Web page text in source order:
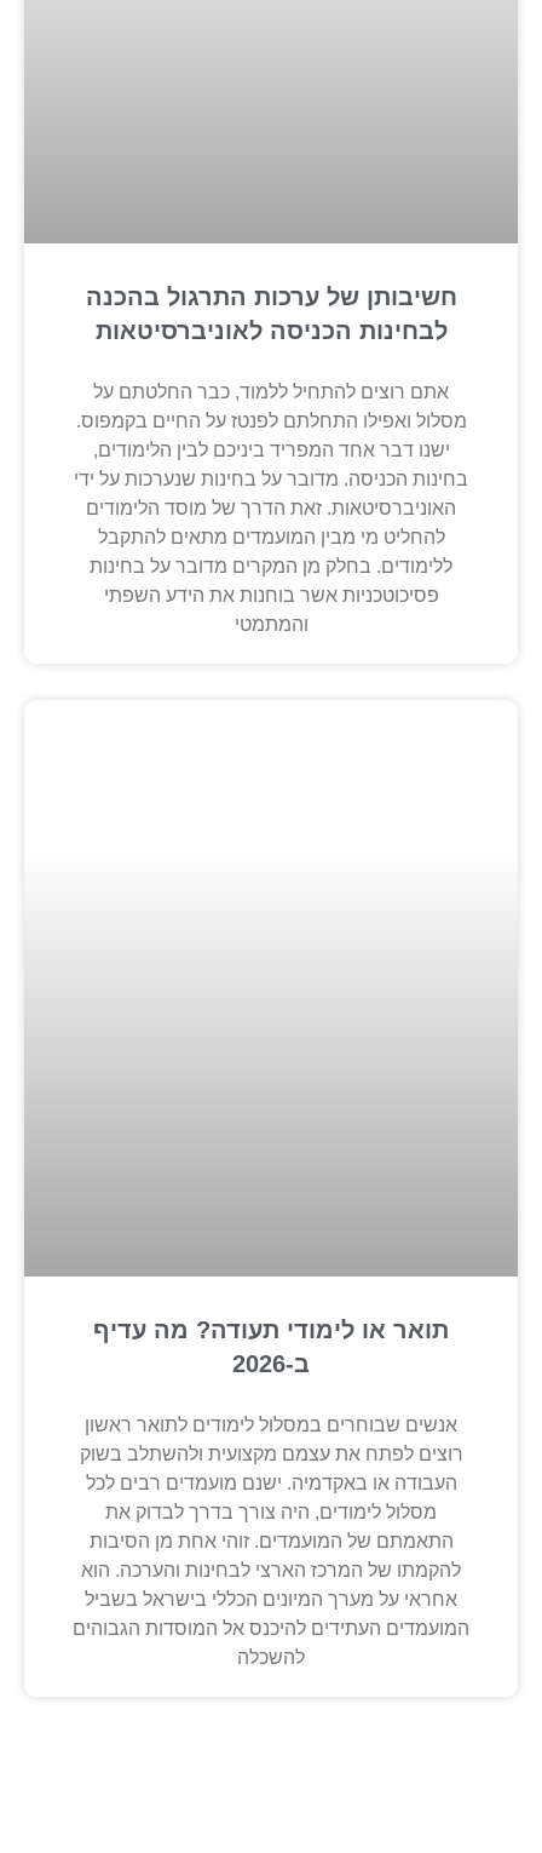
חשיבותן של ערכות התרגול בהכנה
לבחינות הכניסה לאוניברסיטאות
אתם רוצים להתחיל ללמוד, כבר החלטתם על
מסלול ואפילו התחלתם לפנטז על החיים בקמפוס.
ישנו דבר אחד המפריד ביניכם לבין הלימודים,
בחינות הכניסה. מדובר על בחינות שנערכות על ידי
האוניברסיטאות. זאת הדרך של מוסד הלימודים
להחליט מי מבין המועמדים מתאים להתקבל
ללימודים. בחלק מן המקרים מדובר על בחינות
פסיכוטכניות אשר בוחנות את הידע השפתי
והמתמטי
תואר או לימודי תעודה? מה עדיף
ב-2026
אנשים שבוחרים במסלול לימודים לתואר ראשון
רוצים לפתח את עצמם מקצועית ולהשתלב בשוק
העבודה או באקדמיה. ישנם מועמדים רבים לכל
מסלול לימודים, היה צורך בדרך לבדוק את
התאמתם של המועמדים. זוהי אחת מן הסיבות
להקמתו של המרכז הארצי לבחינות והערכה. הוא
אחראי על מערך המיונים הכללי בישראל בשביל
המועמדים העתידים להיכנס אל המוסדות הגבוהים
להשכלה